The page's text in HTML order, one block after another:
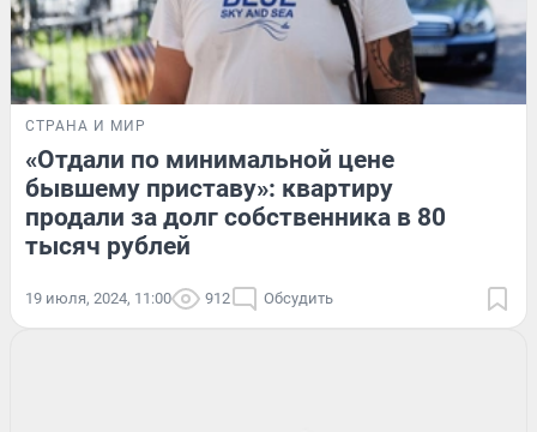
СТРАНА И МИР
«Отдали по минимальной цене
бывшему приставу»: квартиру
продали за долг собственника в 80
тысяч рублей
19 июля, 2024, 11:00 912 Обсудить